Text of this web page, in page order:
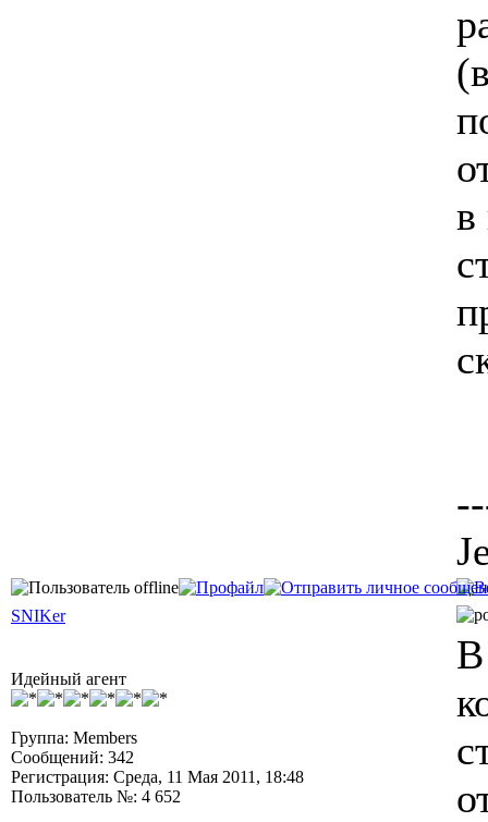
в
SNIKer
Идейный агент
Группа: Members
Сообщений: 342
Регистрация: Среда, 11 Мая 2011, 18:48
Пользователь №: 4 652
В